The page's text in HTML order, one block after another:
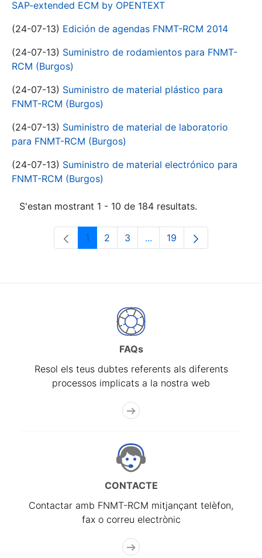
SAP-extended ECM by OPENTEXT
(24-07-13) Edición de agendas FNMT-RCM 2014
(24-07-13) Suministro de rodamientos para FNMT-
RCM (Burgos)
(24-07-13) Suministro de material plástico para
FNMT-RCM (Burgos)
(24-07-13) Suministro de material de laboratorio
para FNMT-RCM (Burgos)
(24-07-13) Suministro de material electrónico para
FNMT-RCM (Burgos)
S'estan mostrant 1 - 10 de 184 resultats.
Pàgina
1 Pàgina
2 Pàgina
3 ...Pàgines intermèdies
Pàgina
19
FAQs
Resol els teus dubtes referents als diferents
processos implicats a la nostra web
CONTACTE
Contactar amb FNMT-RCM mitjançant telèfon,
fax o correu electrònic